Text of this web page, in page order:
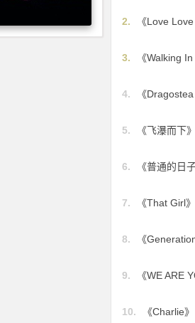
2.
《Love
3.
《Walking
4.
《
5.
《飞瀑而下
6.
《普通的日
7.
《That Girl
8.
《
9.
《WE ARE
10.
《Charlie